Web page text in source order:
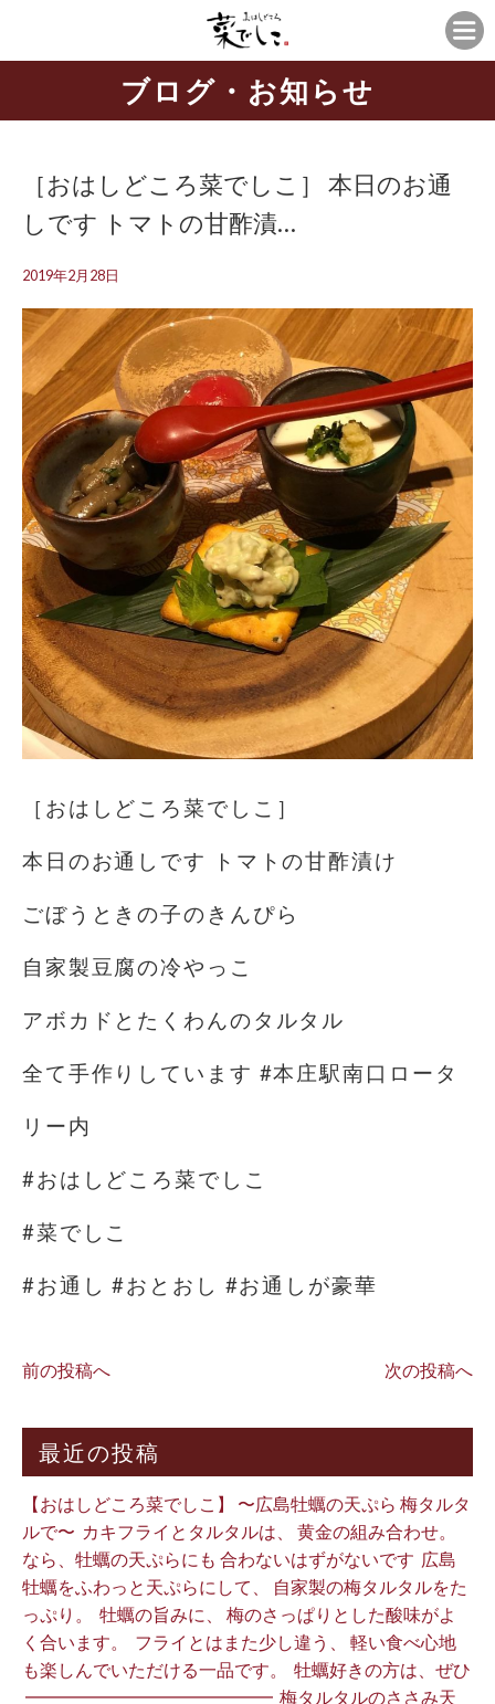
ブログ・お知らせ
［おはしどころ菜でしこ］ 本日のお通
しです️ トマトの甘酢漬…
2019年2月28日
［おはしどころ菜でしこ］
本日のお通しです️ トマトの甘酢漬け
ごぼうときの子のきんぴら
自家製豆腐の冷やっこ
アボカドとたくわんのタルタル
全て手作りしています #本庄駅南口ロータ
リー内
#おはしどころ菜でしこ
#菜でしこ
#お通し #おとおし #お通しが豪華
前の投稿へ 次の投稿へ
最近の投稿
【おはしどころ菜でしこ】 〜広島牡蠣の天ぷら 梅タルタ
ルで〜 ⁡ カキフライとタルタルは、 黄金の組み合わせ。 ⁡
なら、牡蠣の天ぷらにも 合わないはずがないです ⁡ 広島
牡蠣をふわっと天ぷらにして、 自家製の梅タルタルをた
っぷり。 ⁡ 牡蠣の旨みに、 梅のさっぱりとした酸味がよ
く合います。 ⁡ フライとはまた少し違う、 軽い食べ心地
も楽しんでいただける一品です。 ⁡ 牡蠣好きの方は、ぜひ
⁡ ━━━━━━━━━━━━━━ ⁡ 梅タルタルのささみ天